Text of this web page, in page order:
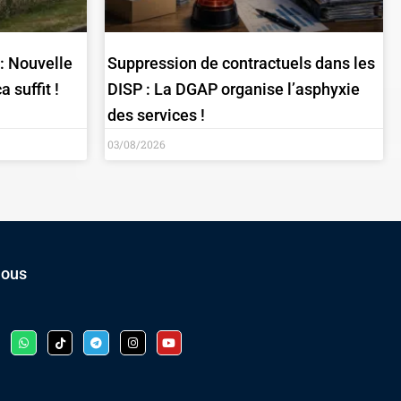
Nouvelle
suffit !
Suppression de contractuels dans les
DISP : La DGAP organise l’asphyxie
des services !
03/08/2026